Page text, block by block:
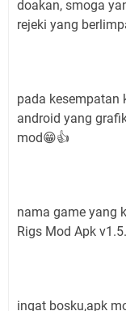
doakan, smoga
rejeki yang
pada kesempatan
android yang
mod😁👍
nama game yang
Rigs Mod Apk
ingat bosku,apk